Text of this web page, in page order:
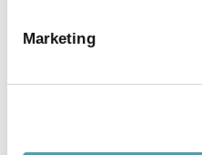
Marketing
nuestro país, que es líder
industrial privada), que es